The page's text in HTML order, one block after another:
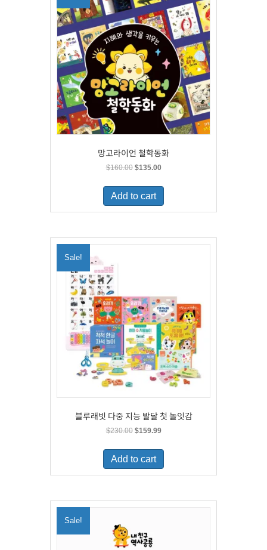
망고라이언 철학동화
$160.00 Original
was:
$160.00.
$135.00Current
is:
Add to cart
Sale!
블루래빗 다중 지능 발달 첫 놀잇감
$230.00 Original
was:
$230.00.
$159.99Current
is:
Add to cart
Sale!